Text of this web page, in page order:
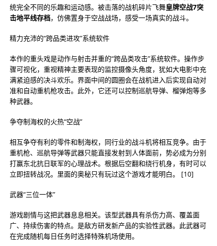
统完全不同的乐趣和运动感。被击落的战机碎片飞舞皇牌空战7突
击地平线存档，仿佛置身于空战战场，感受一场真实的战斗。
精力充沛的“跨品类进攻”系统软件
本作的重头戏是动作与射击并重的“跨品类攻击”系统软件。操作步
骤可视化，重视精神主要表现的监控摄像头角度，犹如大电影中充
满紧迫感的决斗欢乐。界面中间的圆圈会在战机进入后实现自动对
准和自动重机枪攻击。此外，它还可以控制巡航导弹、榴弹炮等多
种武器。
争夺制海权的火热“空战”
相互争夺有利的零件和制海权，同行业的战斗机将相互竞争。由于
重机枪、巡航导弹等武器只能直接发射到人体面前，势必成为分别
打赢东北抗日联军的心理战术。根据后空翻和绕行机身，有时可以
立即扭转战况。里面的奥秘只有玩过这个游戏才能明白。 [10]
武器“三位一体”
游戏剧情与这把武器息息相关。该型武器具有杀伤力高、覆盖面
广、持续伤害的特点。是敌方研发新产品的实验性武器。此武器可
在完成随机每日任务时选择特殊机场使用。